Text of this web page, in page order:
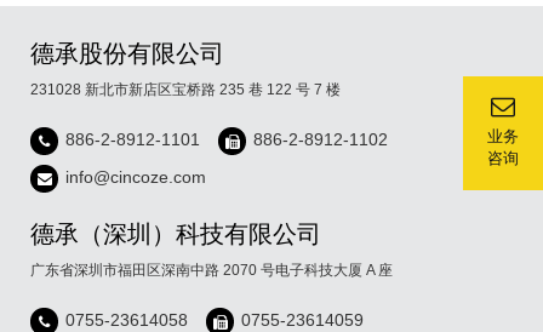
业务
咨询
德承股份有限公司
231028 新北市新店区宝桥路 235 巷 122 号 7 楼
886-2-8912-1101
886-2-8912-1102
info@cincoze.com
德承（深圳）科技有限公司
广东省深圳市福田区深南中路 2070 号电子科技大厦 A 座
0755-23614058 0755-23614059